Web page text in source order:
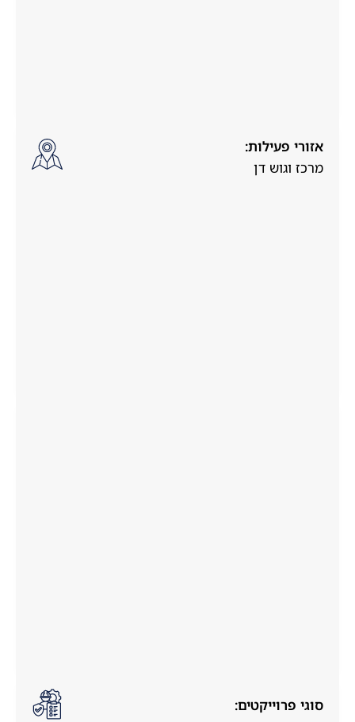
אזורי פעילות:
מרכז וגוש דן
סוגי פרוייקטים: